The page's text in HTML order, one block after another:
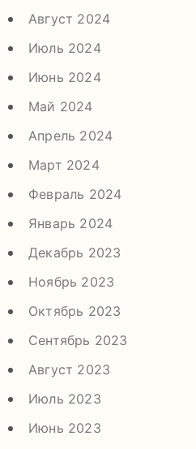
Август 2024
Июль 2024
Июнь 2024
Май 2024
Апрель 2024
Март 2024
Февраль 2024
Январь 2024
Декабрь 2023
Ноябрь 2023
Октябрь 2023
Сентябрь 2023
Август 2023
Июль 2023
Июнь 2023